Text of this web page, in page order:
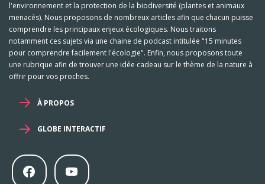
l'environnement et la protection de la biodiversité (plantes et animaux
menacés). Nous proposons de nombreux articles afin que chacun puisse
comprendre les principaux enjeux écologiques. Nous traitons
notamment ces sujets via une chaine de podcast intitulée "15 minutes
pour comprendre facilement l'écologie". Enfin, nous proposons toute
une rubrique afin de trouver une idée cadeau sur le thème de la nature à
offrir pour vos proches.
À PROPOS
GLOBE INTERACTIF